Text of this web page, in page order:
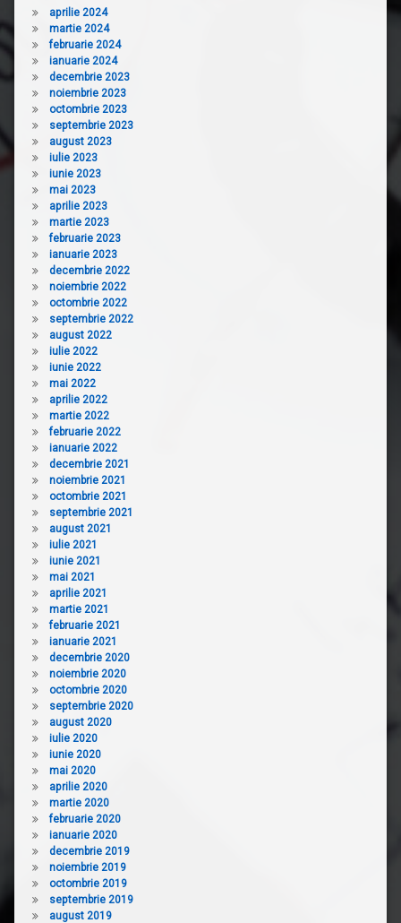
aprilie 2024
martie 2024
februarie 2024
ianuarie 2024
decembrie 2023
noiembrie 2023
octombrie 2023
septembrie 2023
august 2023
iulie 2023
iunie 2023
mai 2023
aprilie 2023
martie 2023
februarie 2023
ianuarie 2023
decembrie 2022
noiembrie 2022
octombrie 2022
septembrie 2022
august 2022
iulie 2022
iunie 2022
mai 2022
aprilie 2022
martie 2022
februarie 2022
ianuarie 2022
decembrie 2021
noiembrie 2021
octombrie 2021
septembrie 2021
august 2021
iulie 2021
iunie 2021
mai 2021
aprilie 2021
martie 2021
februarie 2021
ianuarie 2021
decembrie 2020
noiembrie 2020
octombrie 2020
septembrie 2020
august 2020
iulie 2020
iunie 2020
mai 2020
aprilie 2020
martie 2020
februarie 2020
ianuarie 2020
decembrie 2019
noiembrie 2019
octombrie 2019
septembrie 2019
august 2019